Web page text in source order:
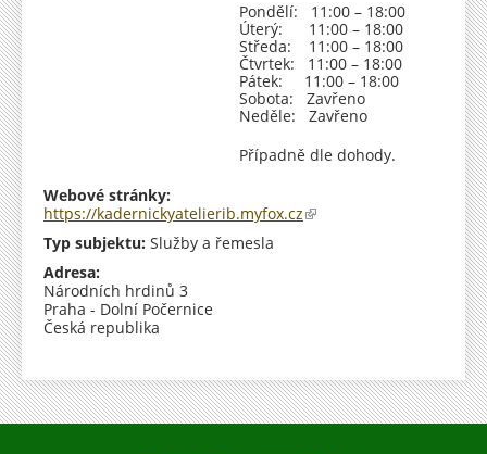
re re red by t
Pondělí: 11:00 – 18:00
Úterý: 11:00 – 18:00
Středa: 11:00 – 18:00
Čtvrtek: 11:00 – 18:00
Pátek: 11:00 – 18:00
Sobota: Zavřeno
Neděle: Zavřeno
Případně dle dohody.
Webové stránky:
https://kadernickyatelierib.myfox.cz(
x
t
e
Typ subjektu: Služby a řemesla
Adresa:
Národních hrdinů 3
Praha - Dolní Počernice
Česká republika